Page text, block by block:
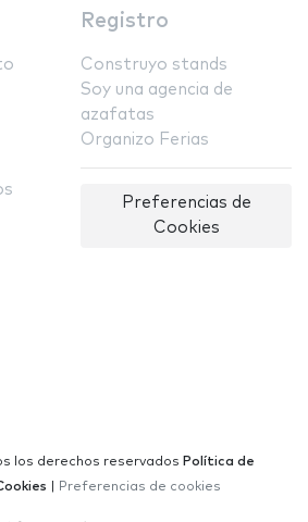
Registro
Construyo stands
Soy una agencia de
azafatas
Organizo Ferias
Preferencias de
Cookies
los derechos reservados Política de
Preferencias de cookies